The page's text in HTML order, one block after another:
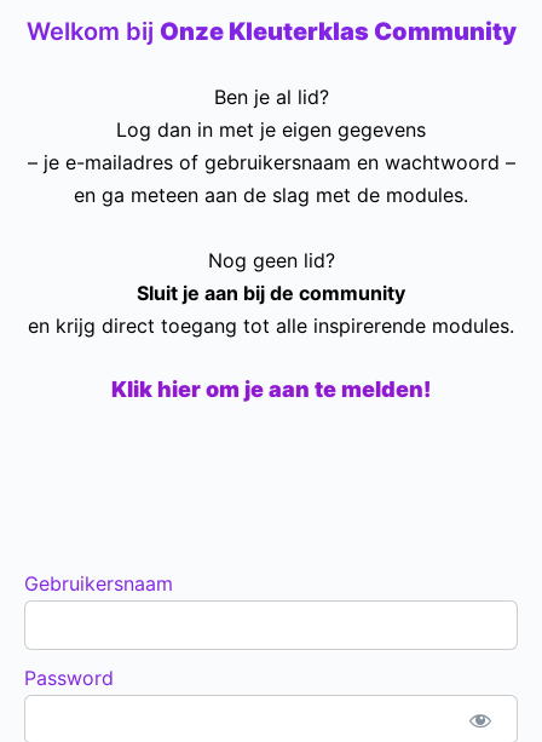
Welkom bij Onze Kleuterklas Community
Ben je al lid?
Log dan in met je eigen gegevens
– je e-mailadres of gebruikersnaam en wachtwoord –
en ga meteen aan de slag met de modules.
Nog geen lid?
Sluit je aan bij de community
en krijg direct toegang tot alle inspirerende modules.
Klik hier om je aan te melden!
Gebruikersnaam
Password